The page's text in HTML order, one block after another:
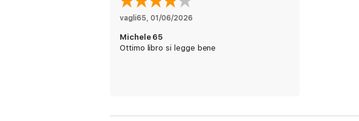
vagli65, 01/06/2026
Michele 65
Ottimo libro si legge bene